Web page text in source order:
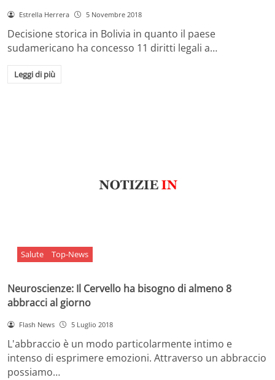
Estrella Herrera 5 Novembre 2018
Decisione storica in Bolivia in quanto il paese
sudamericano ha concesso 11 diritti legali a…
Leggi di più
Salute Top-News
Neuroscienze: Il Cervello ha bisogno di almeno 8
abbracci al giorno
Flash News 5 Luglio 2018
L'abbraccio è un modo particolarmente intimo e
intenso di esprimere emozioni. Attraverso un abbraccio
possiamo…